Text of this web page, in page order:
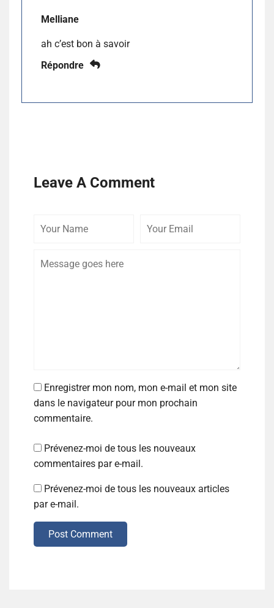
Melliane
ah c’est bon à savoir
Répondre
Leave A Comment
Enregistrer mon nom, mon e-mail et mon site
dans le navigateur pour mon prochain
commentaire.
Prévenez-moi de tous les nouveaux
commentaires par e-mail.
Prévenez-moi de tous les nouveaux articles
par e-mail.
Post Comment